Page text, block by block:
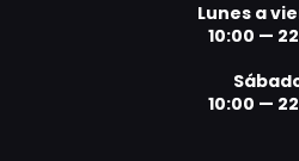
Lunes a
10:00 —
10:00 —